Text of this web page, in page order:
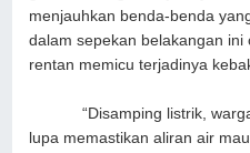
menjauhkan benda-benda
dalam sepekan belakangan
rentan memicu terjadinya
“Disamping listrik, warga
lupa memastikan aliran air